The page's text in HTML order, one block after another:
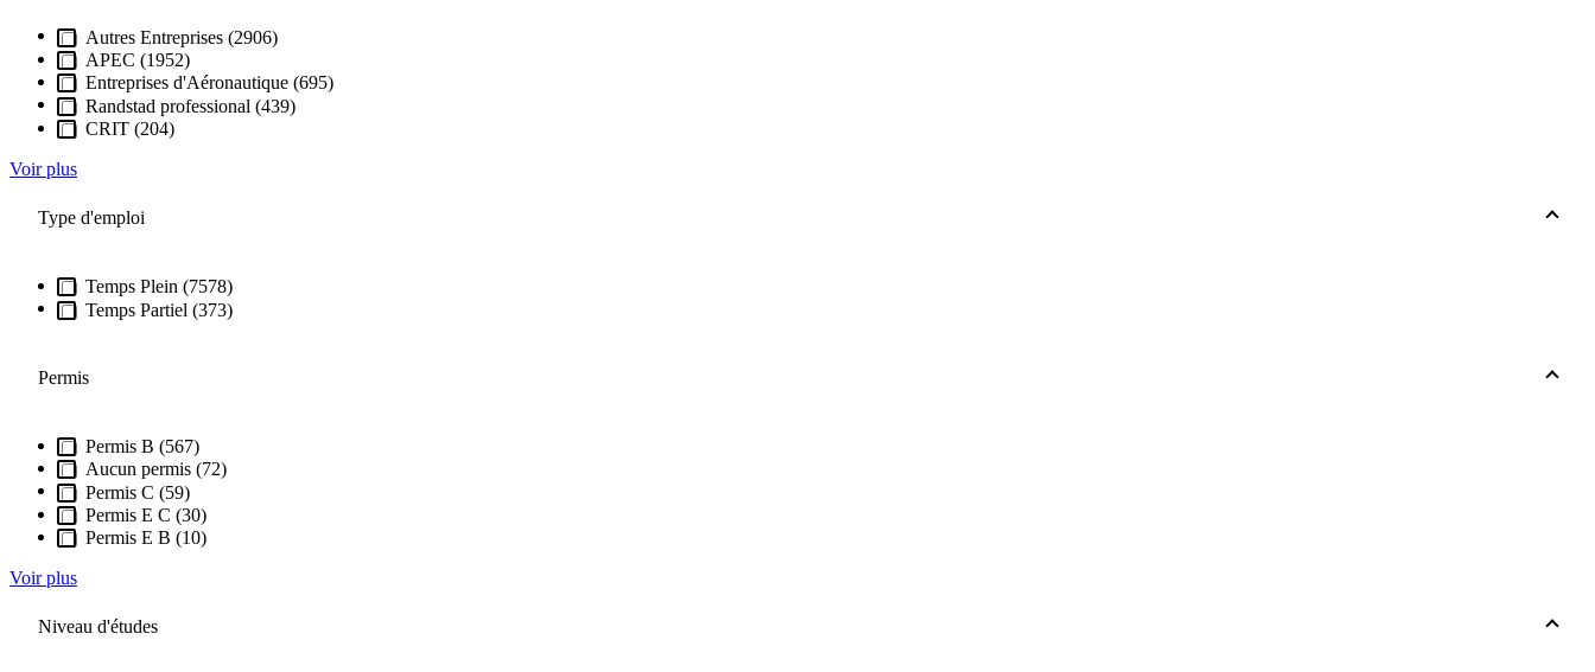
Autres Entreprises (2906)
APEC (1952)
Entreprises d'Aéronautique (695)
Randstad professional (439)
CRIT (204)
Voir plus
Type d'emploi
Temps Plein (7578)
Temps Partiel (373)
Permis
Permis B (567)
Aucun permis (72)
Permis C (59)
Permis E C (30)
Permis E B (10)
Voir plus
Niveau d'études